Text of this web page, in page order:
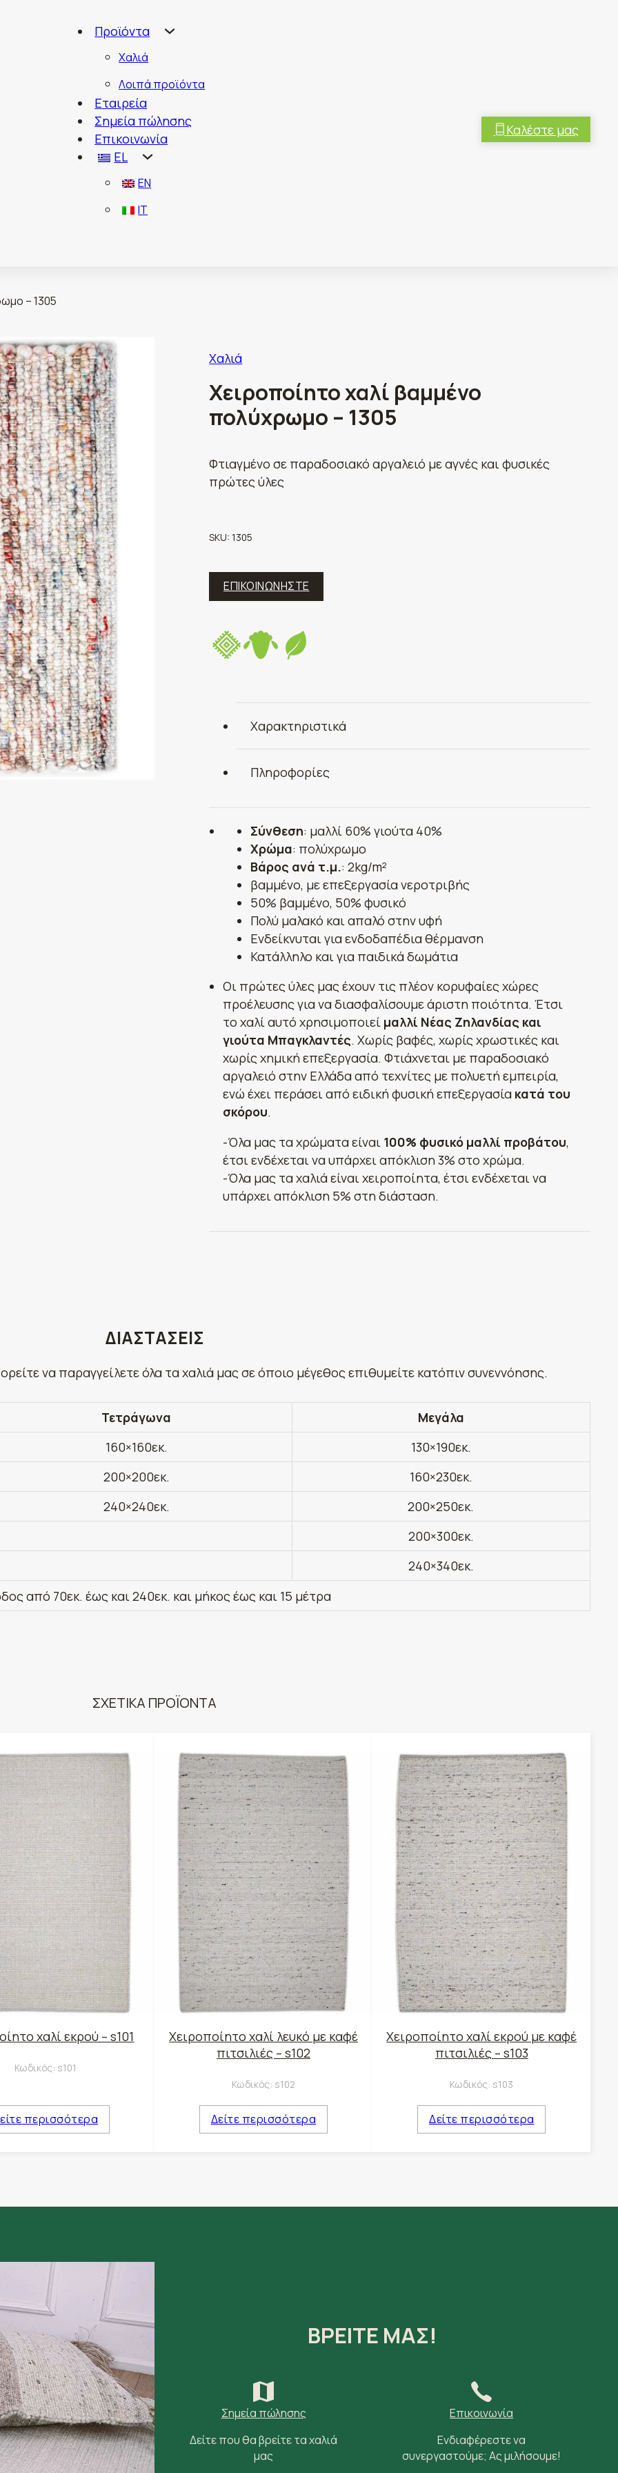
Προϊόντα
Χαλιά
Λοιπά προϊόντα
Εταιρεία
Σημεία πώλησης
Επικοινωνία
EL
EN
IT
Καλέστε μας
– 1305
Χαλιά
Χειροποίητο χαλί βαμμένο
πολύχρωμο – 1305
Φτιαγμένο σε παραδοσιακό αργαλειό με αγνές και φυσικές
πρώτες ύλες
SKU:1305
ΕΠΙΚΟΙΝΩΝΗΣΤΕ
Χαρακτηριστικά
Πληροφορίες
Σύνθεση: μαλλί 60% γιούτα 40%
Χρώμα: πολύχρωμο
Βάρος ανά τ.μ.: 2kg/m²
βαμμένο, με επεξεργασία νεροτριβής
50% βαμμένο, 50% φυσικό
Πολύ μαλακό και απαλό στην υφή
Ενδείκνυται για ενδοδαπέδια θέρμανση
Κατάλληλο και για παιδικά δωμάτια
Οι πρώτες ύλες μας έχουν τις πλέον κορυφαίες χώρες
προέλευσης για να διασφαλίσουμε άριστη ποιότητα. Έτσι
το χαλί αυτό χρησιμοποιεί μαλλί Νέας Ζηλανδίας και
γιούτα Μπαγκλαντές. Χωρίς βαφές, χωρίς χρωστικές και
χωρίς χημική επεξεργασία. Φτιάχνεται με παραδοσιακό
αργαλειό στην Ελλάδα από τεχνίτες με πολυετή εμπειρία,
ενώ έχει περάσει από ειδική φυσική επεξεργασία κατά του
σκόρου.
-Όλα μας τα χρώματα είναι 100% φυσικό μαλλί προβάτου,
έτσι ενδέχεται να υπάρχει απόκλιση 3% στο χρώμα.
-Όλα μας τα χαλιά είναι χειροποίητα, έτσι ενδέχεται να
υπάρχει απόκλιση 5% στη διάσταση.
ΔΙΑΣΤΑΣΕΙΣ
να παραγγείλετε όλα τα χαλιά μας σε όποιο μέγεθος επιθυμείτε κατόπιν συνεννόησης.
Τετράγωνα
Μεγάλα
160×160εκ.
130×190εκ.
200×200εκ.
160×230εκ.
240×240εκ.
200×250εκ.
200×300εκ.
240×340εκ.
από 70εκ. έως και 240εκ. και μήκος έως και 15 μέτρα
ΣΧΕΤΙΚΑ ΠΡΟΪΟΝΤΑ
χαλί εκρού – s101
Κωδικός: s101
περισσότερα
Χειροποίητο χαλί λευκό με καφέ
πιτσιλιές – s102
Κωδικός: s102
Δείτε περισσότερα
Χειροποίητο χαλί εκρού με καφέ
πιτσιλιές – s103
Κωδικός: s103
Δείτε περισσότερα
ΒΡΕΙΤΕ ΜΑΣ!
Σημεία πώλησης
Δείτε που θα βρείτε τα χαλιά
μας
Επικοινωνία
Ενδιαφέρεστε να
συνεργαστούμε; Ας μιλήσουμε!